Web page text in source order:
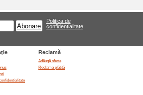
la distanta sau
de returnarea
de retragere